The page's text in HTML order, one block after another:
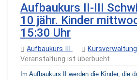
Aufbaukurs II-III
10 jähr. Kinder
15:30 Uhr
Aufbaukurs III Kursverwaltung
Veranstaltung ist überbucht
Im Aufbaukurs II werden die Kinder, die